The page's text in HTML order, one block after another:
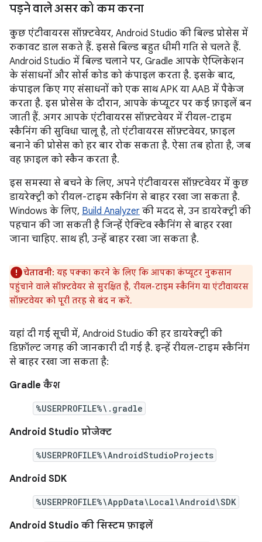
पड़ने वाले असर को कम करना
कुछ एंटीवायरस सॉफ़्टवेयर, Android Studio की बिल्ड प्रोसेस में
रुकावट डाल सकते हैं. इससे बिल्ड बहुत धीमी गति से चलते हैं.
Android Studio में बिल्ड चलाने पर, Gradle आपके ऐप्लिकेशन
के संसाधनों और सोर्स कोड को कंपाइल करता है. इसके बाद,
कंपाइल किए गए संसाधनों को एक साथ APK या AAB में पैकेज
करता है. इस प्रोसेस के दौरान, आपके कंप्यूटर पर कई फ़ाइलें बन
जाती हैं. अगर आपके एंटीवायरस सॉफ़्टवेयर में रीयल-टाइम
स्कैनिंग की सुविधा चालू है, तो एंटीवायरस सॉफ़्टवेयर, फ़ाइल
बनाने की प्रोसेस को हर बार रोक सकता है. ऐसा तब होता है, जब
वह फ़ाइल को स्कैन करता है.
इस समस्या से बचने के लिए, अपने एंटीवायरस सॉफ़्टवेयर में कुछ
डायरेक्ट्री को रीयल-टाइम स्कैनिंग से बाहर रखा जा सकता है.
Windows के लिए, Build Analyzer की मदद से, उन डायरेक्ट्री की
पहचान की जा सकती है जिन्हें ऐक्टिव स्कैनिंग से बाहर रखा
जाना चाहिए. साथ ही, उन्हें बाहर रखा जा सकता है.
चेतावनी: यह पक्का करने के लिए कि आपका कंप्यूटर नुकसान
पहुंचाने वाले सॉफ़्टवेयर से सुरक्षित है, रीयल-टाइम स्कैनिंग या एंटीवायरस
सॉफ़्टवेयर को पूरी तरह से बंद न करें.
यहां दी गई सूची में, Android Studio की हर डायरेक्ट्री की
डिफ़ॉल्ट जगह की जानकारी दी गई है. इन्हें रीयल-टाइम स्कैनिंग
से बाहर रखा जा सकता है:
Gradle कैश
%USERPROFILE%\.gradle
Android Studio प्रोजेक्ट
%USERPROFILE%\AndroidStudioProjects
Android SDK
%USERPROFILE%\AppData\Local\Android\SDK
Android Studio की सिस्टम फ़ाइलें